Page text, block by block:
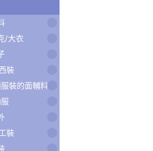
/大衣
裝
裝的面輔料
裝